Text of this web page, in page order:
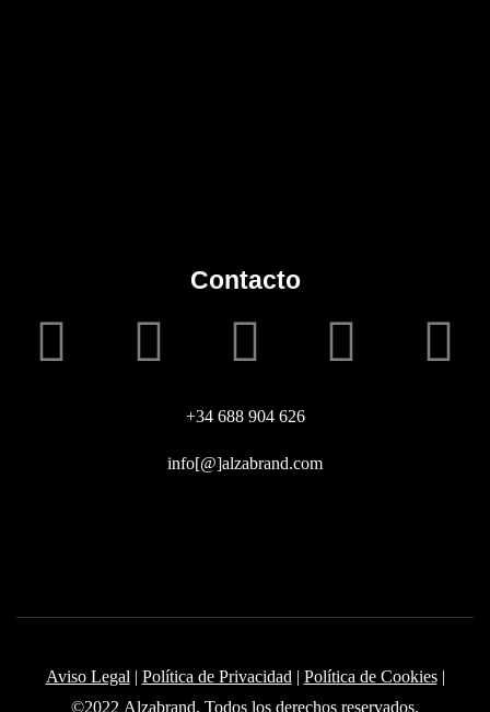
Contacto
+34 688 904 626
info[@]alzabrand.com
Aviso Legal | Política de Privacidad | Política de Cookies|
©2022 Alzabrand. Todos los derechos reservados.